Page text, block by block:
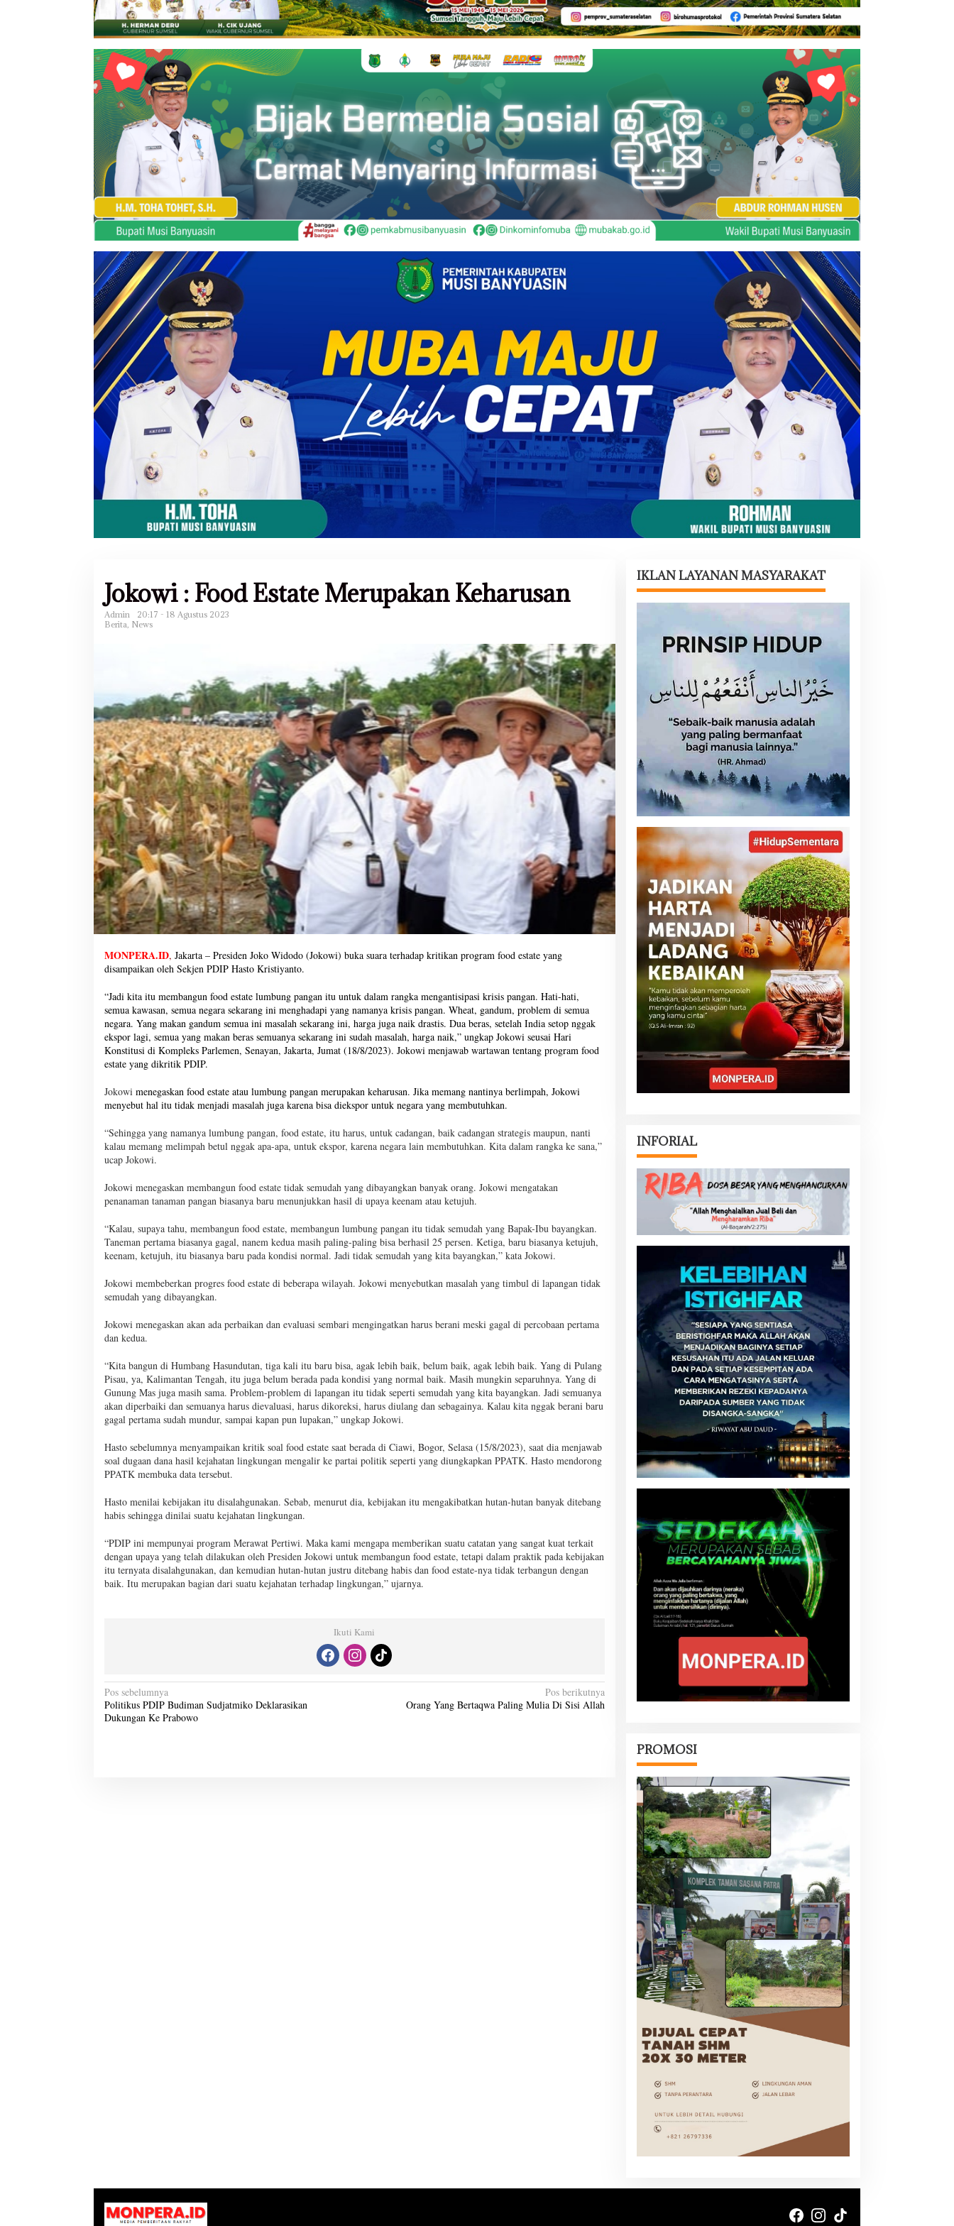
Jokowi : Food Estate Merupakan Keharusan
Admin
20:17 - 18 Agustus 2023
Berita, News
MONPERA.ID, Jakarta – Presiden Joko Widodo (Jokowi) buka suara terhadap kritikan program food estate yang
disampaikan oleh Sekjen PDIP Hasto Kristiyanto.
“Jadi kita itu membangun food estate lumbung pangan itu untuk dalam rangka mengantisipasi krisis pangan. Hati-hati,
semua kawasan, semua negara sekarang ini menghadapi yang namanya krisis pangan. Wheat, gandum, problem di semua
negara. Yang makan gandum semua ini masalah sekarang ini, harga juga naik drastis. Dua beras, setelah India setop nggak
ekspor lagi, semua yang makan beras semuanya sekarang ini sudah masalah, harga naik,” ungkap Jokowi seusai Hari
Konstitusi di Kompleks Parlemen, Senayan, Jakarta, Jumat (18/8/2023). Jokowi menjawab wartawan tentang program food
estate yang dikritik PDIP.
Jokowi menegaskan food estate atau lumbung pangan merupakan keharusan. Jika memang nantinya berlimpah, Jokowi
menyebut hal itu tidak menjadi masalah juga karena bisa diekspor untuk negara yang membutuhkan.
“Sehingga yang namanya lumbung pangan, food estate, itu harus, untuk cadangan, baik cadangan strategis maupun, nanti
kalau memang melimpah betul nggak apa-apa, untuk ekspor, karena negara lain membutuhkan. Kita dalam rangka ke sana,”
ucap Jokowi.
Jokowi menegaskan membangun food estate tidak semudah yang dibayangkan banyak orang. Jokowi mengatakan
penanaman tanaman pangan biasanya baru menunjukkan hasil di upaya keenam atau ketujuh.
“Kalau, supaya tahu, membangun food estate, membangun lumbung pangan itu tidak semudah yang Bapak-Ibu bayangkan.
Taneman pertama biasanya gagal, nanem kedua masih paling-paling bisa berhasil 25 persen. Ketiga, baru biasanya ketujuh,
keenam, ketujuh, itu biasanya baru pada kondisi normal. Jadi tidak semudah yang kita bayangkan,” kata Jokowi.
Jokowi membeberkan progres food estate di beberapa wilayah. Jokowi menyebutkan masalah yang timbul di lapangan tidak
semudah yang dibayangkan.
Jokowi menegaskan akan ada perbaikan dan evaluasi sembari mengingatkan harus berani meski gagal di percobaan pertama
dan kedua.
“Kita bangun di Humbang Hasundutan, tiga kali itu baru bisa, agak lebih baik, belum baik, agak lebih baik. Yang di Pulang
Pisau, ya, Kalimantan Tengah, itu juga belum berada pada kondisi yang normal baik. Masih mungkin separuhnya. Yang di
Gunung Mas juga masih sama. Problem-problem di lapangan itu tidak seperti semudah yang kita bayangkan. Jadi semuanya
akan diperbaiki dan semuanya harus dievaluasi, harus dikoreksi, harus diulang dan sebagainya. Kalau kita nggak berani baru
gagal pertama sudah mundur, sampai kapan pun lupakan,” ungkap Jokowi.
Hasto sebelumnya menyampaikan kritik soal food estate saat berada di Ciawi, Bogor, Selasa (15/8/2023), saat dia menjawab
soal dugaan dana hasil kejahatan lingkungan mengalir ke partai politik seperti yang diungkapkan PPATK. Hasto mendorong
PPATK membuka data tersebut.
Hasto menilai kebijakan itu disalahgunakan. Sebab, menurut dia, kebijakan itu mengakibatkan hutan-hutan banyak ditebang
habis sehingga dinilai suatu kejahatan lingkungan.
“PDIP ini mempunyai program Merawat Pertiwi. Maka kami mengapa memberikan suatu catatan yang sangat kuat terkait
dengan upaya yang telah dilakukan oleh Presiden Jokowi untuk membangun food estate, tetapi dalam praktik pada kebijakan
itu ternyata disalahgunakan, dan kemudian hutan-hutan justru ditebang habis dan food estate-nya tidak terbangun dengan
baik. Itu merupakan bagian dari suatu kejahatan terhadap lingkungan,” ujarnya.
Ikuti Kami
N
a
Pos sebelumnya
Politikus PDIP Budiman Sudjatmiko Deklarasikan
Dukungan Ke Prabowo
Pos berikutnya
Orang Yang Bertaqwa Paling Mulia Di Sisi Allah
IKLAN LAYANAN MASYARAKAT
INFORIAL
PROMOSI